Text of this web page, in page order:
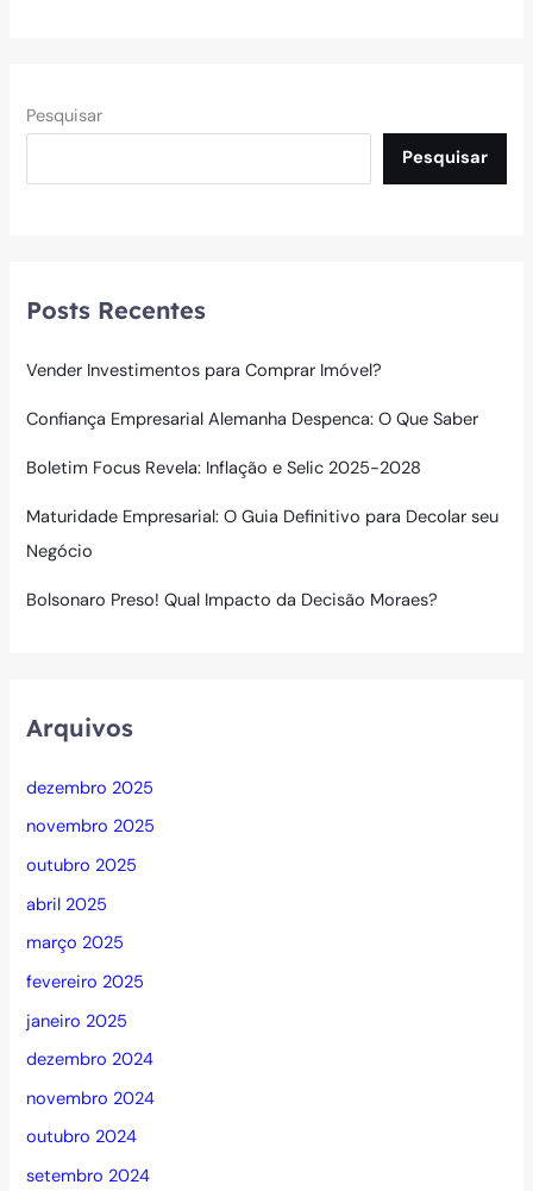
Pesquisar
Pesquisar
Posts Recentes
Vender Investimentos para Comprar Imóvel?
Confiança Empresarial Alemanha Despenca: O Que Saber
Boletim Focus Revela: Inflação e Selic 2025-2028
Maturidade Empresarial: O Guia Definitivo para Decolar seu
Negócio
Bolsonaro Preso! Qual Impacto da Decisão Moraes?
Arquivos
dezembro 2025
novembro 2025
outubro 2025
abril 2025
março 2025
fevereiro 2025
janeiro 2025
dezembro 2024
novembro 2024
outubro 2024
setembro 2024